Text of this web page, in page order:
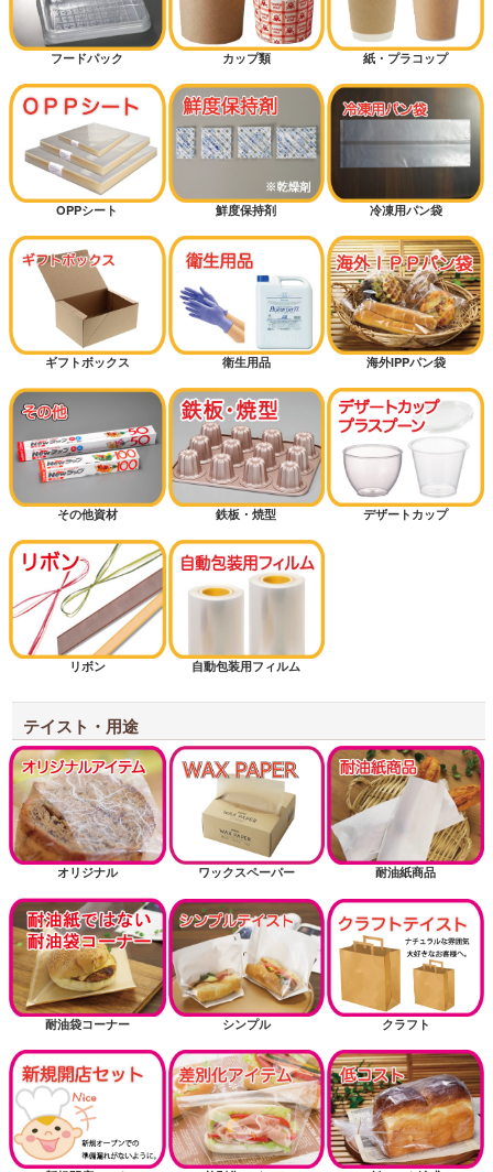
フードパック カップ類 紙・プラコップ
OPPシート 鮮度保持剤 冷凍用パン袋
ギフトボックス 衛生用品 海外IPPパン袋
その他資材 鉄板・焼型 デザートカップ
リボン 自動包装用フィルム
テイスト・用途
オリジナル ワックスペーパー 耐油紙商品
耐油袋コーナー シンプル クラフト